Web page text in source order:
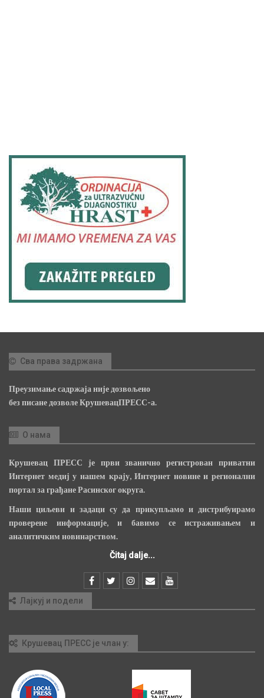
Сва права задржана
Преузимање садржаја није дозвољено
без писане дозволе КрушевацПРЕСС-а.
О нама
Крушевац ПРЕСС је први званично регистрован приватни
Интернет медиј у нашем крају, Интернет новине и регионални
портал за грађане Расинског округа.
Наши циљеви и задаци су да прикупљамо и дистрибуирамо
проверене информације, и бавимо се истраживањем и
аналитичким новинарством.
Čitaj dalje...
Лајкуј и подели
Крушевац ПРЕСС је члан у: